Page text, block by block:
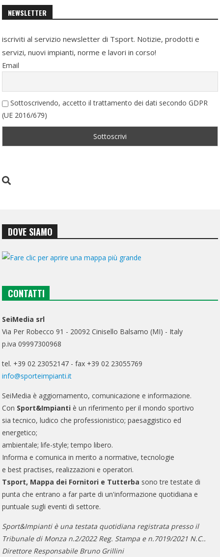
NEWSLETTER
iscriviti al servizio newsletter di Tsport. Notizie, prodotti e
servizi, nuovi impianti, norme e lavori in corso!
Email
Sottoscrivendo, accetto il trattamento dei dati secondo GDPR
(UE 2016/679)
DOVE SIAMO
CONTATTI
SeiMedia srl
Via Per Robecco 91 - 20092 Cinisello Balsamo (MI) - Italy
p.iva 09997300968
tel. +39 02 23052147 - fax +39 02 23055769
info@sporteimpianti.it
SeiMedia è aggiornamento, comunicazione e informazione.
Con Sport&Impianti è un riferimento per il mondo sportivo
sia tecnico, ludico che professionistico; paesaggistico ed
energetico;
ambientale; life-style; tempo libero.
Informa e comunica in merito a normative, tecnologie
e best practises, realizzazioni e operatori.
Tsport, Mappa dei Fornitori e Tutterba sono tre testate di
punta che entrano a far parte di un'informazione quotidiana e
puntuale sugli eventi di settore.
Sport&Impianti è una testata quotidiana registrata presso il
Tribunale di Monza n.2/2022 Reg. Stampa e n.7019/2021 N.C..
Direttore Responsabile Bruno Grillini